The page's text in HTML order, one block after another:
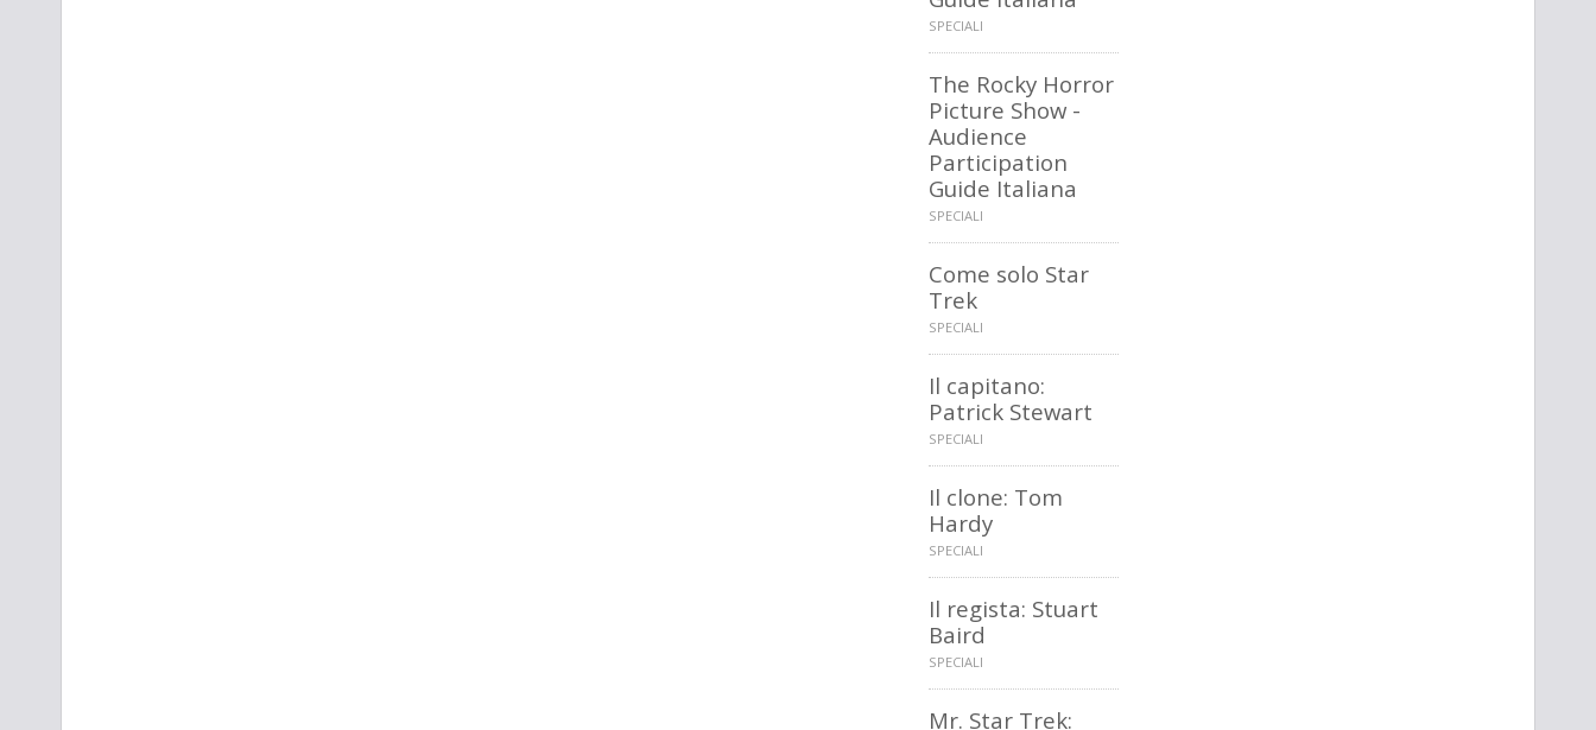
SPECIALI
The Rocky Horror
Picture Show -
Audience
Participation
Guide Italiana
SPECIALI
Come solo Star
Trek
SPECIALI
Il capitano:
Patrick Stewart
SPECIALI
Il clone: Tom
Hardy
SPECIALI
Il regista: Stuart
Baird
SPECIALI
Mr. Star Trek: